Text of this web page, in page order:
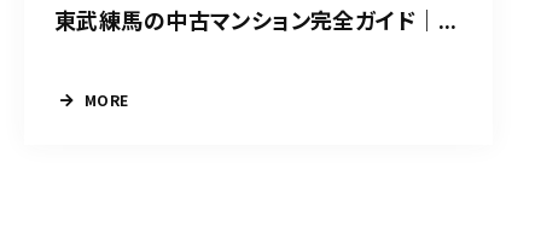
東武練馬の中古マンション完全ガイド｜...
MORE